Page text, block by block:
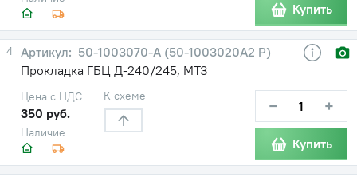
Купить
4
50-1003070-А (50-1003020А2 Р)
Прокладка ГБЦ Д-240/245, МТЗ
Наличие
Цена с НДС
350 руб.
К схеме − +
Купить